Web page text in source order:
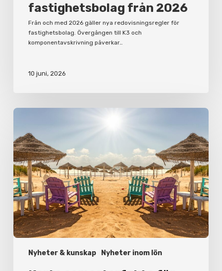
fastighetsbolag från 2026
Från och med 2026 gäller nya redovisningsregler för
fastighetsbolag. Övergången till K3 och
komponentavskrivning påverkar…
10 juni, 2026
Nyheter & kunskap Nyheter inom lön
Korta
arbetsgivare
och
anställda